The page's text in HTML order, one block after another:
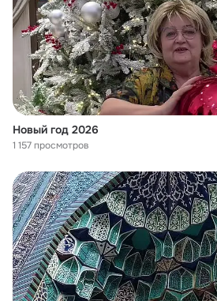
Новый год 2026
1 157 просмотров